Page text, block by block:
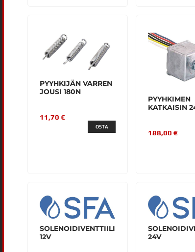
PYYHKIJÄN VARREN
JOUSI 180N
11,70 €
OSTA
PYYHKIMEN
KATKAISIN
188,00 €
SOLENOIDIVENTTIILI
12V
24V